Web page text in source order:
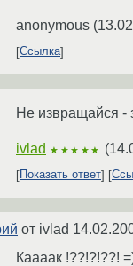
anonymous (
Ссылка
Не извращайся -
ivlad ★★★★★ (
Показать ответ
от ivlad
Каааак !??!?!??!